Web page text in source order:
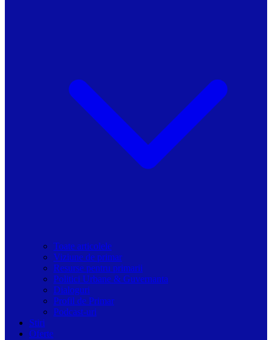
Toate articolele
Viziune de primar
Resurse pentru primarii
Politici Urbane & Guvernanta
Dialoguri
Profil de Primar
Podcast-uri
Stiri
Oferte